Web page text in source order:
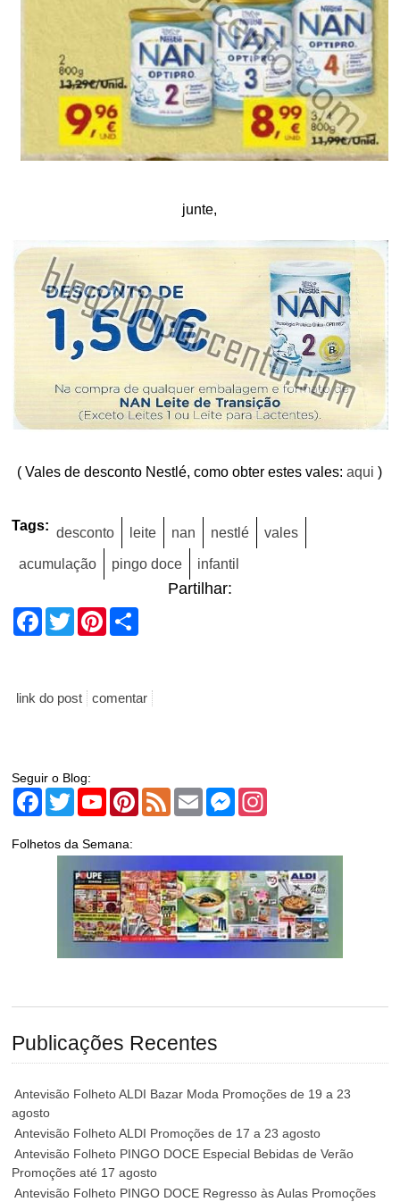
junte,
( Vales de desconto Nestlé, como obter estes vales:aqui )
Tags: desconto leite nan nestlé vales
acumulação pingo doce infantil
Partilhar:
Facebook
TwitterPinterest
link do post comentar
Seguir o Blog:
Facebook
TwitterYouTubePinterest
Feed Email Messenger
Folhetos da Semana:
Publicações Recentes
Antevisão Folheto ALDI Bazar Moda Promoções de 19 a 23
agosto
Antevisão Folheto ALDI Promoções de 17 a 23 agosto
Antevisão Folheto PINGO DOCE Especial Bebidas de Verão
Promoções até 17 agosto
Antevisão Folheto PINGO DOCE Regresso às Aulas Promoções